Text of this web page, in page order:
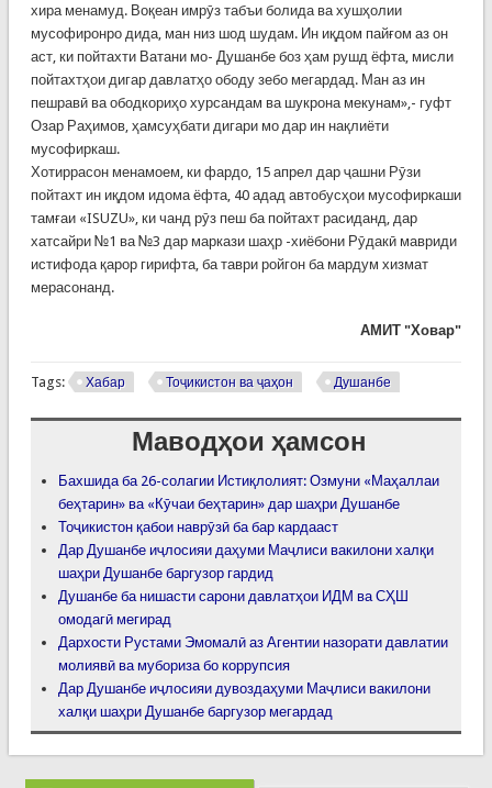
хира менамуд. Воқеан имрӯз табъи болида ва хушҳолии
мусофиронро дида, ман низ шод шудам. Ин иқдом пайғом аз он
аст, ки пойтахти Ватани мо- Душанбе боз ҳам рушд ёфта, мисли
пойтахтҳои дигар давлатҳо ободу зебо мегардад. Ман аз ин
пешравӣ ва ободкориҳо хурсандам ва шукрона мекунам»,- гуфт
Озар Раҳимов, ҳамсуҳбати дигари мо дар ин нақлиёти
мусофиркаш.
Хотиррасон менамоем, ки фардо, 15 апрел дар ҷашни Рӯзи
пойтахт ин иқдом идома ёфта, 40 адад автобусҳои мусофиркаши
тамғаи «ISUZU», ки чанд рӯз пеш ба пойтахт расиданд, дар
хатсайри №1 ва №3 дар маркази шаҳр -хиёбони Рӯдакӣ мавриди
истифода қарор гирифта, ба таври ройгон ба мардум хизмат
мерасонанд.
АМИТ "Ховар"
Tags: Хабар Тоҷикистон ва ҷаҳон Душанбе
Маводҳои ҳамсон
Бахшида ба 26-солагии Истиқлолият: Озмуни «Маҳаллаи
беҳтарин» ва «Кӯчаи беҳтарин» дар шаҳри Душанбе
Тоҷикистон қабои наврӯзӣ ба бар кардааст
Дар Душанбе иҷлосияи даҳуми Маҷлиси вакилони халқи
шаҳри Душанбе баргузор гардид
Душанбе ба нишасти сарони давлатҳои ИДМ ва СҲШ
омодагӣ мегирад
Дархости Рустами Эмомалӣ аз Агентии назорати давлатии
молиявӣ ва мубориза бо коррупсия
Дар Душанбе иҷлосияи дувоздаҳуми Маҷлиси вакилони
халқи шаҳри Душанбе баргузор мегардад